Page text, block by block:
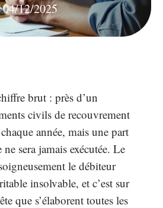
04/12/2025
brut : près d’un
civils de recouvrement
année, mais une part
sera jamais exécutée. Le
le débiteur
insolvable, et c’est sur
que s’élaborent toutes les